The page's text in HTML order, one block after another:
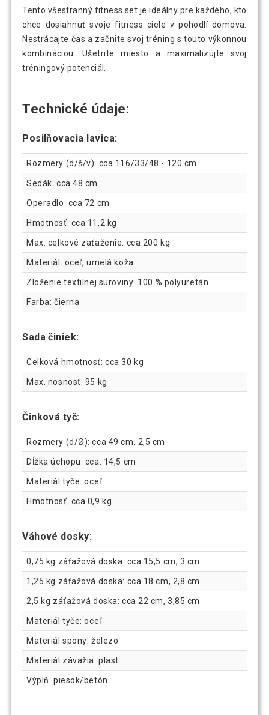
Tento všestranný fitness set je ideálny pre každého, kto
chce dosiahnuť svoje fitness ciele v pohodlí domova.
Nestrácajte čas a začnite svoj tréning s touto výkonnou
kombináciou. Ušetrite miesto a maximalizujte svoj
tréningový potenciál.
Technické údaje:
Posilňovacia lavica:
Rozmery (d/š/v): cca 116/33/48 - 120 cm
Sedák: cca 48 cm
Operadlo: cca 72 cm
Hmotnosť: cca 11,2 kg
Max. celkové zaťaženie: cca 200 kg
Materiál: oceľ, umelá koža
Zloženie textilnej suroviny: 100 % polyuretán
Farba: čierna
Sada činiek:
Celková hmotnosť: cca 30 kg
Max. nosnosť: 95 kg
Činková tyč:
Rozmery (d/Ø): cca 49 cm, 2,5 cm
Dĺžka úchopu: cca. 14,5 cm
Materiál tyče: oceľ
Hmotnosť: cca 0,9 kg
Váhové dosky:
0,75 kg záťažová doska: cca 15,5 cm, 3 cm
1,25 kg záťažová doska: cca 18 cm, 2,8 cm
2,5 kg záťažová doska: cca 22 cm, 3,85 cm
Materiál tyče: oceľ
Materiál spony: železo
Materiál závažia: plast
Výplň: piesok/betón